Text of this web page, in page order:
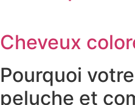
Cheveux
Pourquoi
peluche et